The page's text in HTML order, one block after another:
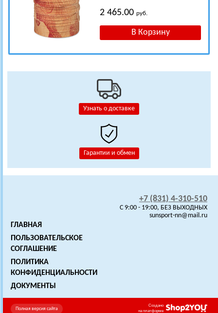
Узнать о доставке
Гарантии и обмен
2 465.00руб.
+7 (831) 4-310-510
C 9:00 - 19:00, БЕЗ ВЫХОДНЫХ
sunsport-nn@mail.ru
ГЛАВНАЯ
ПОЛЬЗОВАТЕЛЬСКОЕ
СОГЛАШЕНИЕ
ПОЛИТИКА
КОНФИДЕНЦИАЛЬНОСТИ
ДОКУМЕНТЫ
Создано
на платформе
Полная версия сайта